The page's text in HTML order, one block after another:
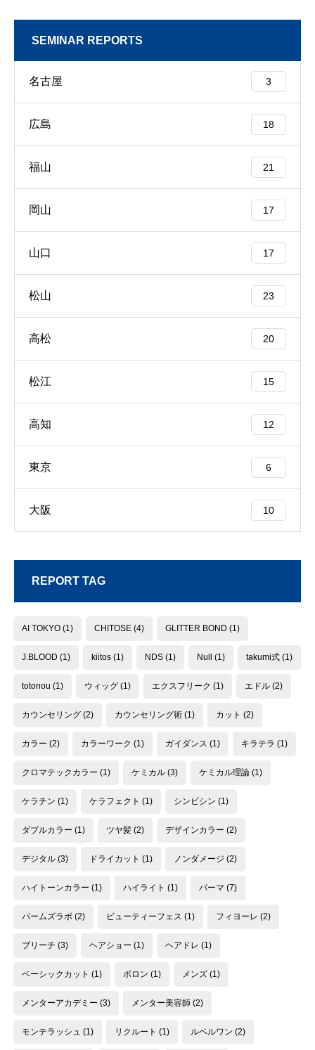
SEMINAR REPORTS
名古屋 3
広島 18
福山 21
岡山 17
山口 17
松山 23
高松 20
松江 15
高知 12
東京 6
大阪 10
REPORT TAG
AI TOKYO (1) CHITOSE (4) GLITTER BOND (1)
J.BLOOD (1) kiitos (1) NDS (1) Null (1) takumi式 (1)
totonou (1) ウィッグ (1) エクスフリーク (1) エドル (2)
カウンセリング (2) カウンセリング術 (1) カット (2)
カラー (2) カラーワーク (1) ガイダンス (1) キラテラ (1)
クロマテックカラー (1) ケミカル (3) ケミカル理論 (1)
ケラチン (1) ケラフェクト (1) シンビシン (1)
ダブルカラー (1) ツヤ髪 (2) デザインカラー (2)
デジタル (3) ドライカット (1) ノンダメージ (2)
ハイトーンカラー (1) ハイライト (1) パーマ (7)
パームズラボ (2) ビューティーフェス (1) フィヨーレ (2)
ブリーチ (3) ヘアショー (1) ヘアドレ (1)
ベーシックカット (1) ポロン (1) メンズ (1)
メンターアカデミー (3) メンター美容師 (2)
モンテラッシュ (1) リクルート (1) ルベルワン (2)